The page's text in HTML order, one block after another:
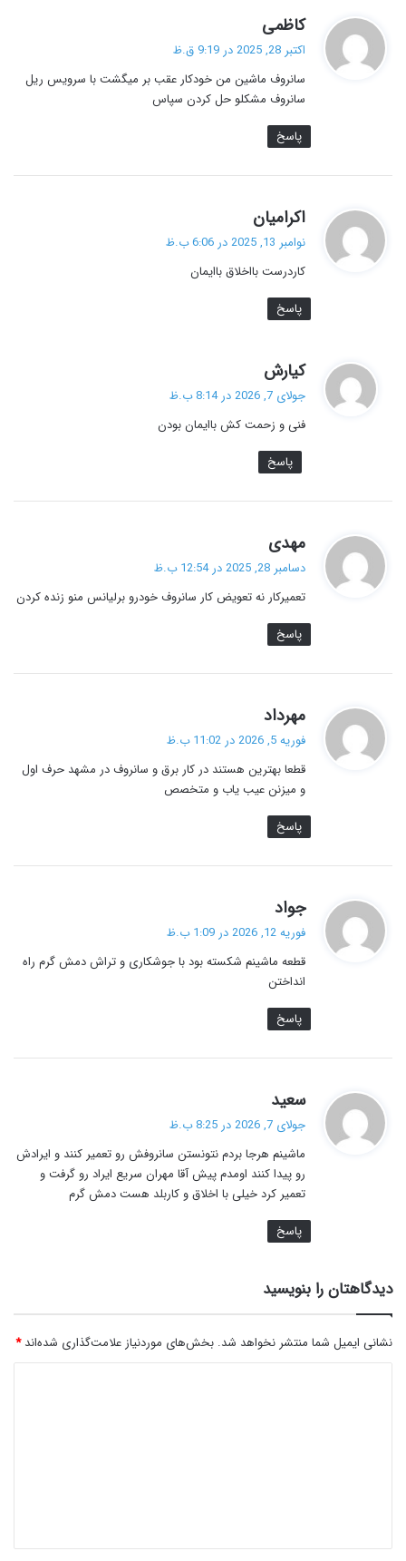
کاظمی
ف
:
اکتبر 28, 2025 در 9:19 ق.ظ
سانروف ماشین من خودکار عقب بر میگشت با سرویس ریل
سانروف مشکلو حل کردن سپاس
پاسخ
اکرامیان
ف
:
نوامبر 13, 2025 در 6:06 ب.ظ
کاردرست بااخلاق باایمان
پاسخ
کیارش
ف
:
جولای 7, 2026 در 8:14 ب.ظ
فنی و زحمت کش باایمان بودن
پاسخ
مهدی
ف دسامبر 28, 2025 در 12:54 ب.ظ
تعمیرکار نه تعویض کار سانروف خودرو برلیانس منو زنده کردن
پاسخ
مهرداد
ف
:
فوریه 5, 2026 در 11:02 ب.ظ
قطعا بهترین هستند در کار برق و سانروف در مشهد حرف اول
و میزنن عیب یاب و متخصص
پاسخ
جواد
ف
:
فوریه 12, 2026 در 1:09 ب.ظ
قطعه ماشینم شکسته بود با جوشکاری و تراش دمش گرم راه
انداختن
پاسخ
سعید
ف جولای 7, 2026 در 8:25 ب.ظ
ماشینم هرجا بردم نتونستن سانروفش رو تعمیر کنند و ایرادش
رو پیدا کنند اومدم پیش آقا مهران سریع ایراد رو گرفت و
تعمیر کرد خیلی با اخلاق و کاربلد هست دمش گرم
پاسخ
دیدگاهتان را بنویسید
نشانی ایمیل شما منتشر نخواهد شد. بخش‌های موردنیاز علامت‌گذاری شده‌اند*